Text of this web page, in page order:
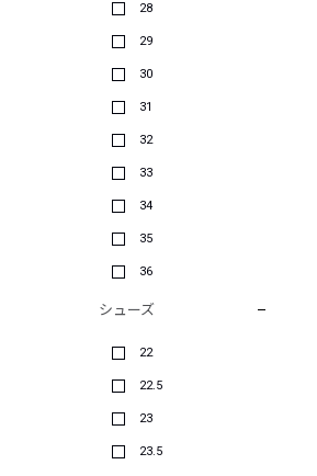
28
29
30
31
32
33
34
35
36
シューズ
22
22.5
23
23.5